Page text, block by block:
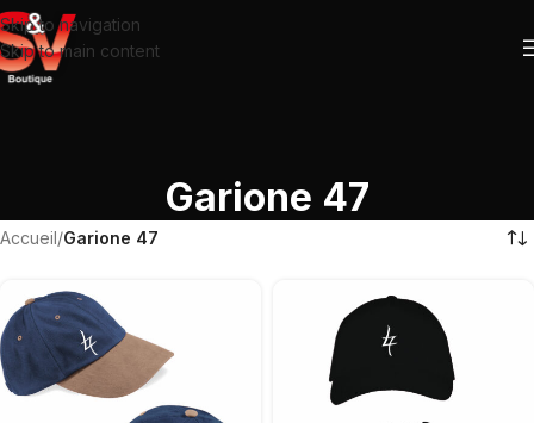
Skip to navigation
Skip to main content
Garione 47
Accueil/Garione 47